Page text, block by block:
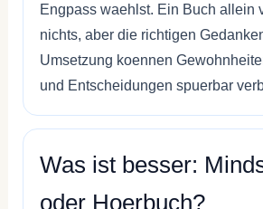
Engpass waehlst. Ein Buch allein
nichts, aber die richtigen
Umsetzung koennen
und Entscheidungen spuerbar
Was ist besser:
oder Hoerbuch?